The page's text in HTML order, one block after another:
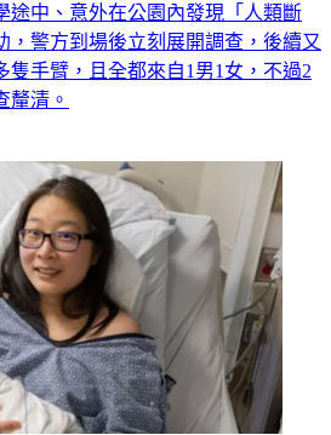
途中、意外在公園內發現「人類斷
，警方到場後立刻展開調查，後續又
隻手臂，且全都來自1男1女，不過2
釐清。